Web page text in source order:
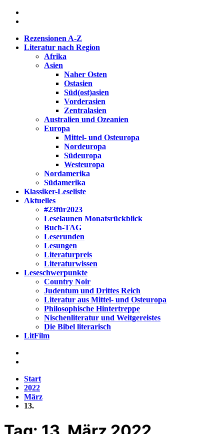
Rezensionen A-Z
Literatur nach Region
Afrika
Asien
Naher Osten
Ostasien
Süd(ost)asien
Vorderasien
Zentralasien
Australien und Ozeanien
Europa
Mittel- und Osteuropa
Nordeuropa
Südeuropa
Westeuropa
Nordamerika
Südamerika
Klassiker-Leseliste
Aktuelles
#23für2023
Leselaunen Monatsrückblick
Buch-TAG
Leserunden
Lesungen
Literaturpreis
Literaturwissen
Leseschwerpunkte
Country Noir
Judentum und Drittes Reich
Literatur aus Mittel- und Osteuropa
Philosophische Hintertreppe
Nischenliteratur und Weitgereistes
Die Bibel literarisch
LitFilm
Start
2022
März
13.